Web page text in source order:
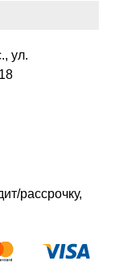
ул.
рассрочку,